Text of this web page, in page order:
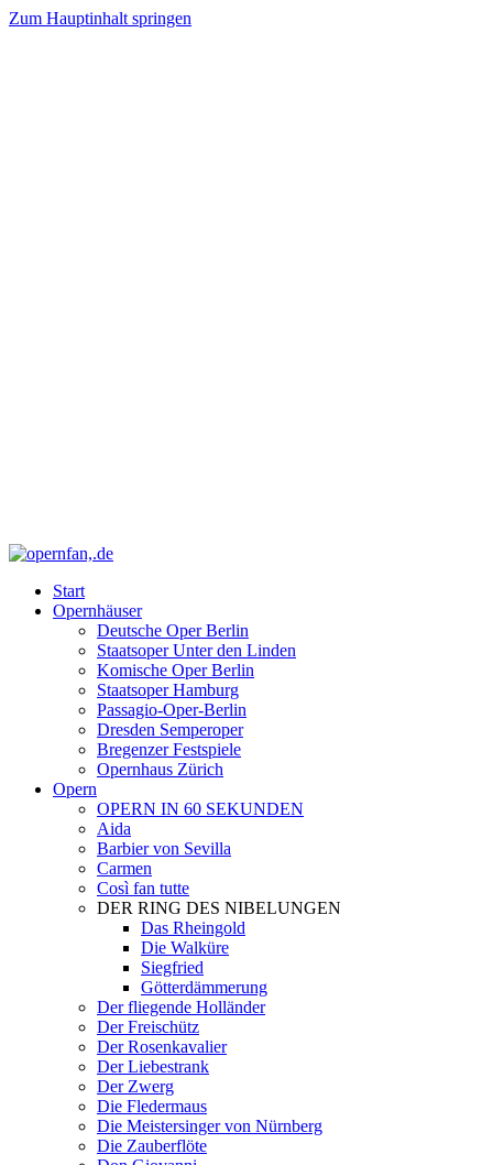
Zum Hauptinhalt springen
Start
Opernhäuser
Deutsche Oper Berlin
Staatsoper Unter den Linden
Komische Oper Berlin
Staatsoper Hamburg
Passagio-Oper-Berlin
Dresden Semperoper
Bregenzer Festspiele
Opernhaus Zürich
Opern
OPERN IN 60 SEKUNDEN
Aida
Barbier von Sevilla
Carmen
Così fan tutte
DER RING DES NIBELUNGEN
Das Rheingold
Die Walküre
Siegfried
Götterdämmerung
Der fliegende Holländer
Der Freischütz
Der Rosenkavalier
Der Liebestrank
Der Zwerg
Die Fledermaus
Die Meistersinger von Nürnberg
Die Zauberflöte